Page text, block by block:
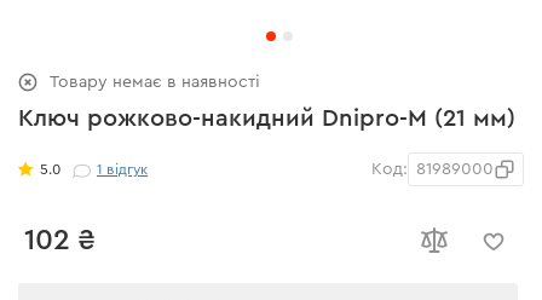
Ключ рожково-накидний Dnipro-M (21 мм)
5.0 1 відгук Код: 81989000
102 ₴
Товару немає в наявності